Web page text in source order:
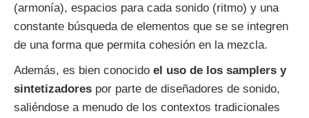
(armonía), espacios para cada sonido (ritmo) y una
constante búsqueda de elementos que se se integren
de una forma que permita cohesión en la mezcla.
Además, es bien conocido el uso de los samplers y
sintetizadores por parte de diseñadores de sonido,
saliéndose a menudo de los contextos tradicionales